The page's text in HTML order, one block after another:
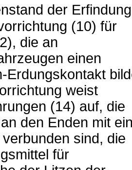
der
(10) für
die an
einen
Erdungskontakt
weist
(14) auf, die
den Enden mit
sind, die
für